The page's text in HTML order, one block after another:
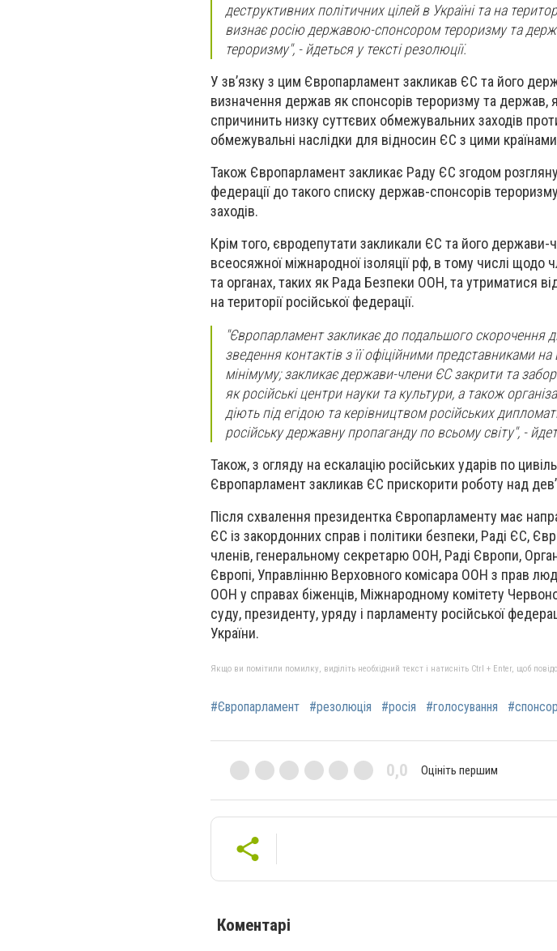
деструктивних політичних цілей в Україні та на
визнає росію державою-спонсором тероризму та
тероризму", - йдеться у тексті резолюції.
У зв’язку з цим Європарламент закликав ЄС та його
визначення держав як спонсорів тероризму та держав,
спричинить низку суттєвих обмежувальних заходів
обмежувальні наслідки для відносин ЄС з цими
Також Європарламент закликає Раду ЄС згодом
федерації до такого списку держав-спонсорів
заходів.
Крім того, євродепутати закликали ЄС та його держави-
всеосяжної міжнародної ізоляції рф, в тому числі щодо
та органах, таких як Рада Безпеки ООН, та утриматися
на території російської федерації.
"Європарламент закликає до подальшого скорочення
зведення контактів з її офіційними представниками
мінімуму; закликає держави-члени ЄС закрити та
як російські центри науки та культури, а також
діють під егідою та керівництвом російських
російську державну пропаганду по всьому світу", -
Також, з огляду на ескалацію російських ударів по
Європарламент закликав ЄС прискорити роботу над
Після схвалення президентка Європарламенту має
ЄС із закордонних справ і політики безпеки, Раді ЄС,
членів, генеральному секретарю ООН, Раді Європи,
Європі, Управлінню Верховного комісара ООН з прав
ООН у справах біженців, Міжнародному комітету
суду, президенту, уряду і парламенту російської
України.
Якщо ви помітили помилку, виділіть необхідний текст і натисніть Ctrl + Enter, щоб
#Європарламент #резолюція #росія #голосування
0,0 Оцініть першим
Коментарі